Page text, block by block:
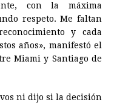
con la máxima
respeto. Me faltan
y cada
años», manifestó el
Miami y Santiago de
ni dijo si la decisión